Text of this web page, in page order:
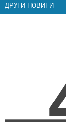
ДРУГИ НОВИНИ